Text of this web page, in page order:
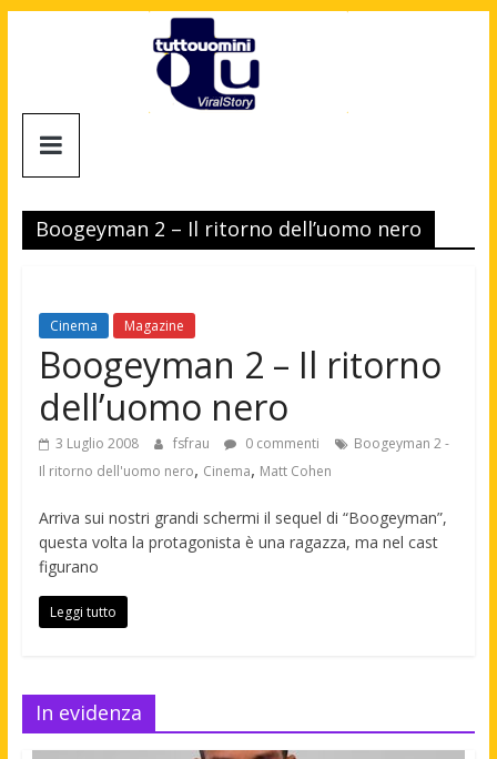
Tuttouomini
Tv,
Cinema,
news
moda
maschile
Boogeyman 2 – Il ritorno dell’uomo nero
Cinema Magazine
Boogeyman 2 – Il ritorno
dell’uomo nero
3 Luglio 2008 fsfrau 0 commenti
Boogeyman 2 -
Il ritorno dell'uomo nero, Cinema, Matt Cohen
Arriva sui nostri grandi schermi il sequel di “Boogeyman”,
questa volta la protagonista è una ragazza, ma nel cast
figurano
Leggi tutto
In evidenza